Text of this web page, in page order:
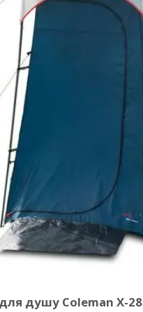
душу Coleman Х-